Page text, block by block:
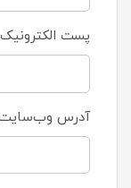
پست الکترونیک
آدرس